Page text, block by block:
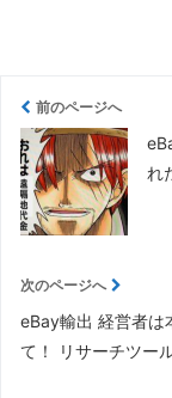
前のページへ
れ
次のページへ
eBay輸出 経営者は
て！ リサーチツー